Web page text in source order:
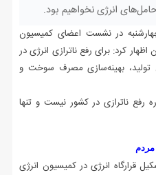
انرژی نخواهیم بود.
در نشست اعضای کمیسیون
کرد: برای رفع ناترازی انرژی در
تولید، بهینه‌سازی مصرف سوخت و
ناترازی در کشور نیست و تنها
قرارگاه انرژی در کمیسیون انرژی